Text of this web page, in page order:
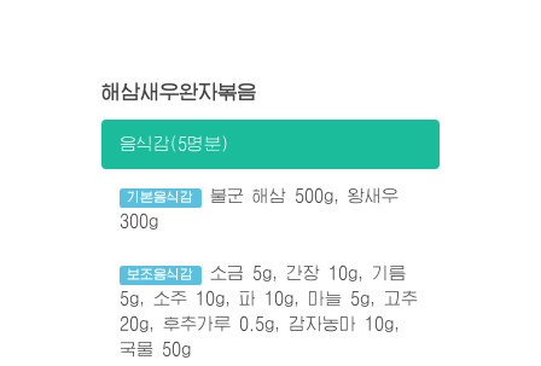
해삼새우완자볶음
음식감(5명분)
기본음식감
불군 해삼 500g, 왕새우
300g
보조음식감
소금 5g, 간장 10g, 기름
5g, 소주 10g, 파 10g, 마늘 5g, 고추
20g, 후추가루 0.5g, 감자농마 10g,
국물 50g